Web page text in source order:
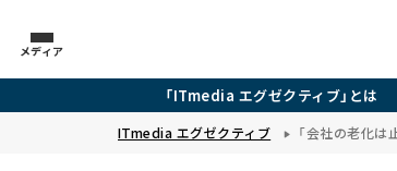
メディア
「ITmedia エグゼクティブ」とは
ITmedia エグゼクティブ 「会社の老化は